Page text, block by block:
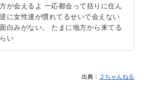
が会えるよ 一応都会って括りに住ん
に女性達が慣れてるせいで会えない
白みがない。 たまに地方から来てる
い
出典： ２ちゃんねる